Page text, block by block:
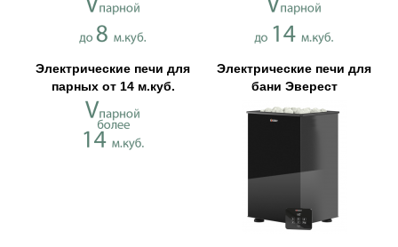
Электрические печи для
парных от 14 м.куб.
Электрические печи для
бани Эверест